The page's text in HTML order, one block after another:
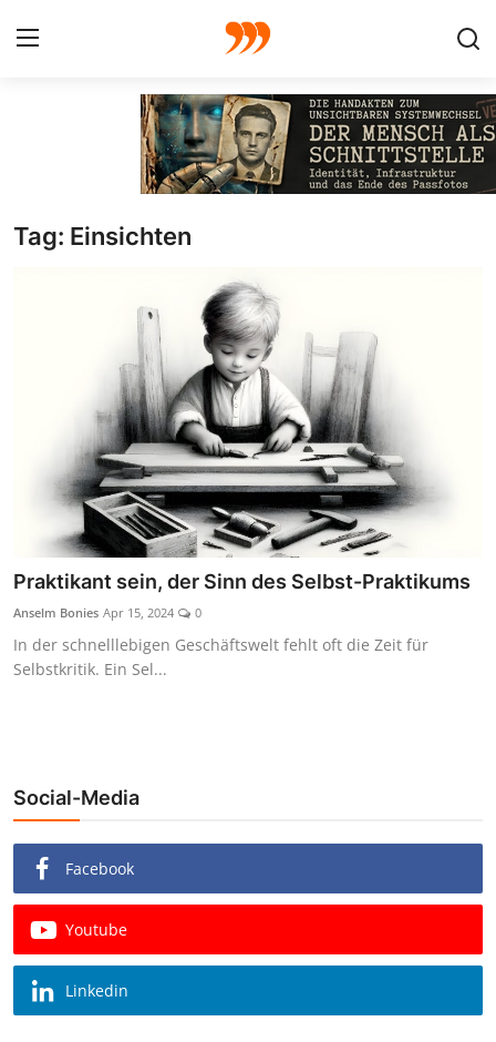
Galerie
Vorproduktion
Tag: Einsichten
Praktikant sein, der Sinn des Selbst-Praktikums
Anselm Bonies Apr 15, 2024 0
In der schnelllebigen Geschäftswelt fehlt oft die Zeit für
Selbstkritik. Ein Sel...
Social-Media
Facebook
Youtube
Linkedin